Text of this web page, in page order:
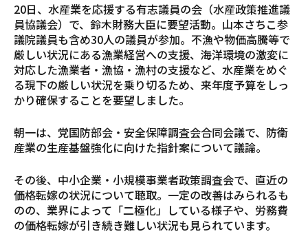
20日、水産業を応援する有志議員の会（水産政策推進議
員協議会）で、鈴木財務大臣に要望活動。山本さちこ参
議院議員も含め30人の議員が参加。不漁や物価高騰等で
厳しい状況にある漁業経営への支援、海洋環境の激変に
対応した漁業者・漁協・漁村の支援など、水産業をめぐ
る現下の厳しい状況を乗り切るため、来年度予算をしっ
かり確保することを要望しました。
朝一は、党国防部会・安全保障調査会合同会議で、防衛
産業の生産基盤強化に向けた指針案について議論。
その後、中小企業・小規模事業者政策調査会で、直近の
価格転嫁の状況について聴取。一定の改善はみられるも
のの、業界によって「二極化」している様子や、労務費
の価格転嫁が引き続き難しい状況も見られています。